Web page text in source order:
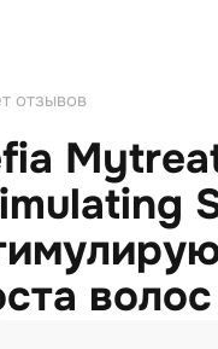
отзывов